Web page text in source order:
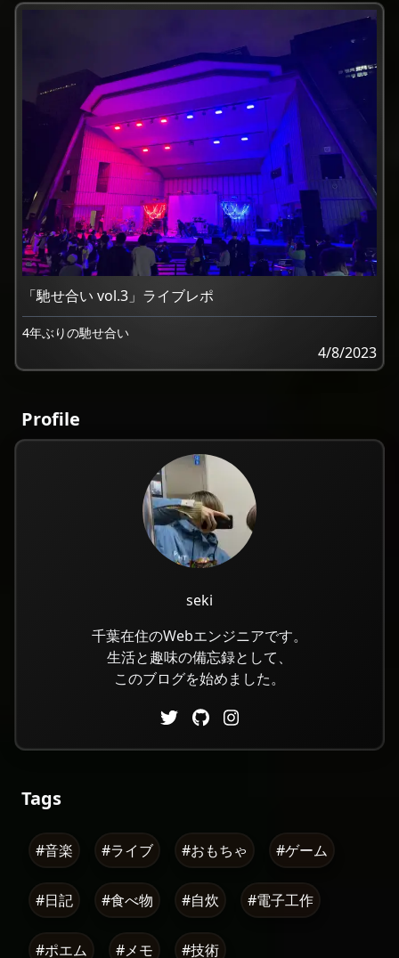
「馳せ合い vol.3」ライブレポ
4年ぶりの馳せ合い
4/8/2023
Profile
seki
千葉在住のWebエンジニアです。
生活と趣味の備忘録として、
このブログを始めました。
Tags
#音楽 #ライブ #おもちゃ #ゲーム
#日記 #食べ物 #自炊 #電子工作
#ポエム #メモ #技術